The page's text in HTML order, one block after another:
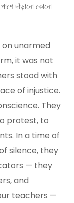
পাশে দাঁড়ানো কোনো
unarmed
it was not
stood with
of injustice.
They
protest, to
In a time of
silence, they
— they
and
teachers —